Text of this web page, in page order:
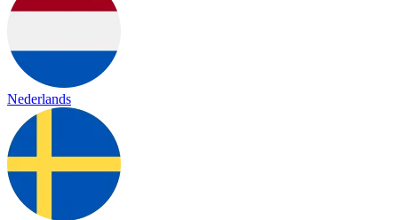
Nederlands